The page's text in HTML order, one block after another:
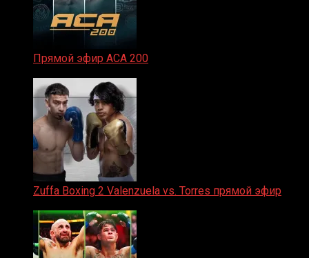
Прямой эфир ACA 200
Zuffa Boxing 2 Valenzuela vs. Torres прямой эфир